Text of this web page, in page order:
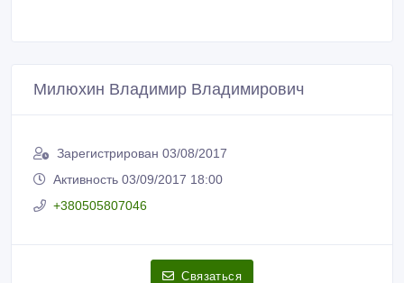
Милюхин Владимир Владимирович
Зарегистрирован 03/08/2017
Активность 03/09/2017 18:00
+380505807046
Связаться